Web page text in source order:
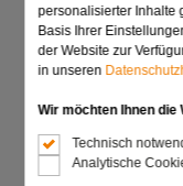
personalisierter Inhalte
Basis Ihrer
der Website zur
in unseren
Wir möchten Ihnen die
Technisch
Analytische